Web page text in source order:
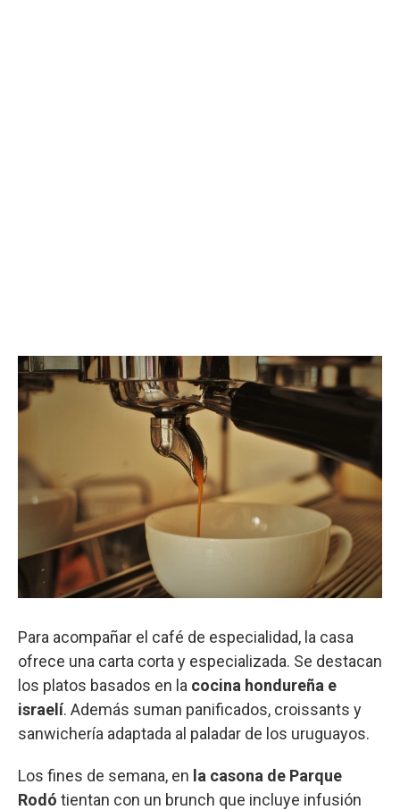
Para acompañar el café de especialidad, la casa
ofrece una carta corta y especializada. Se destacan
los platos basados en la cocina hondureña e
israelí. Además suman panificados, croissants y
sanwichería adaptada al paladar de los uruguayos.
Los fines de semana, en la casona de Parque
Rodó tientan con un brunch que incluye infusión